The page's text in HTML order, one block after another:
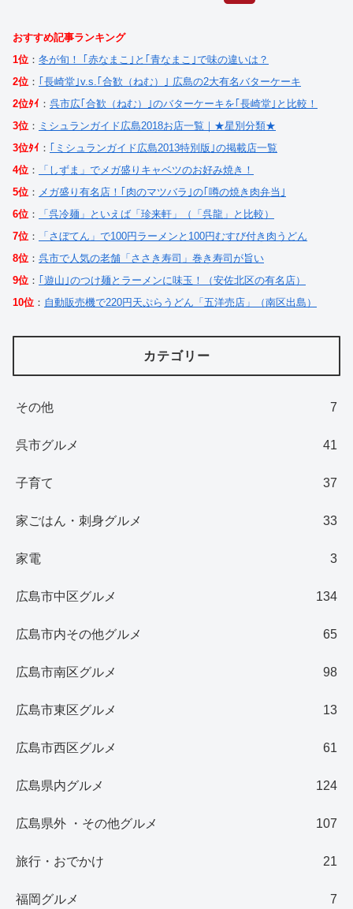
おすすめ記事ランキング
1位 ： 冬が旬！ ｢赤なまこ｣と｢青なまこ｣で味の違いは？
2位 ： ｢長崎堂｣v.s.｢合歓（ねむ）｣ 広島の2大有名バターケーキ
2位ﾀｲ ： 呉市広｢合歓（ねむ）｣のバターケーキを｢長崎堂｣と比較！
3位 ： ミシュランガイド広島2018お店一覧｜★星別分類★
3位ﾀｲ ： ｢ミシュランガイド広島2013特別版｣の掲載店一覧
4位 ：
「しずま」でメガ盛りキャベツのお好み焼き！
5位 ： メガ盛り有名店！｢肉のマツバラ｣の｢噂の焼き肉弁当｣
6位 ：
「呉冷麺」といえば「珍来軒」（「呉龍」と比較）
7位 ：
「さぼてん」で100円ラーメンと100円むすび付き肉うどん
8位 ： 呉市で人気の老舗「ささき寿司」巻き寿司が旨い
9位 ： ｢遊山｣のつけ麺とラーメンに味玉！（安佐北区の有名店）
10位 ： 自動販売機で220円天ぷらうどん「五洋売店」（南区出島）
カテゴリー
その他 7
呉市グルメ 41
子育て 37
家ごはん・刺身グルメ 33
家電 3
広島市中区グルメ 134
広島市内その他グルメ 65
広島市南区グルメ 98
広島市東区グルメ 13
広島市西区グルメ 61
広島県内グルメ 124
広島県外 ・その他グルメ 107
旅行・おでかけ 21
福岡グルメ 7